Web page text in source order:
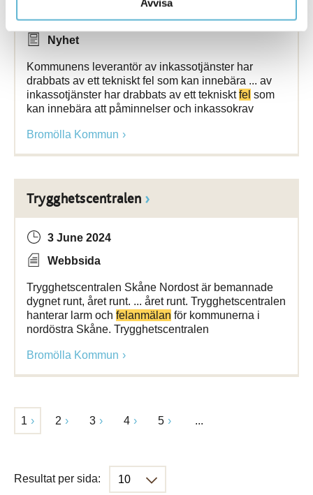
Avvisa
24 July 2019
Nyhet
Kommunens leverantör av inkassotjänster har
drabbats av ett tekniskt fel som kan innebära ... av
inkassotjänster har drabbats av ett teknisktfel som
kan innebära att påminnelser och inkassokrav
Bromölla Kommun
Trygghetscentralen
3 June 2024
Webbsida
Trygghetscentralen Skåne Nordost är bemannade
dygnet runt, året runt. ... året runt. Trygghetscentralen
hanterar larm och felanmälan för kommunerna i
nordöstra Skåne. Trygghetscentralen
Bromölla Kommun
1 2 3 4 5 ...
Resultat per sida: